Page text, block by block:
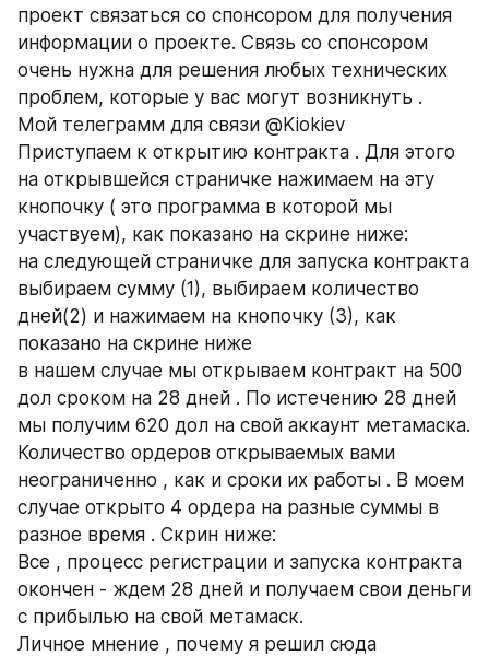
проект связаться со спонсором для получения
информации о проекте. Связь со спонсором
очень нужна для решения любых технических
проблем, которые у вас могут возникнуть .
Мой телеграмм для связи @Kiokiev
Приступаем к открытию контракта . Для этого
на открывшейся страничке нажимаем на эту
кнопочку ( это программа в которой мы
участвуем), как показано на скрине ниже:
на следующей страничке для запуска контракта
выбираем сумму (1), выбираем количество
дней(2) и нажимаем на кнопочку (3), как
показано на скрине ниже
в нашем случае мы открываем контракт на 500
дол сроком на 28 дней . По истечению 28 дней
мы получим 620 дол на свой аккаунт метамаска.
Количество ордеров открываемых вами
неограниченно , как и сроки их работы . В моем
случае открыто 4 ордера на разные суммы в
разное время . Скрин ниже:
Все , процесс регистрации и запуска контракта
окончен - ждем 28 дней и получаем свои деньги
с прибылью на свой метамаск.
Личное мнение , почему я решил сюда